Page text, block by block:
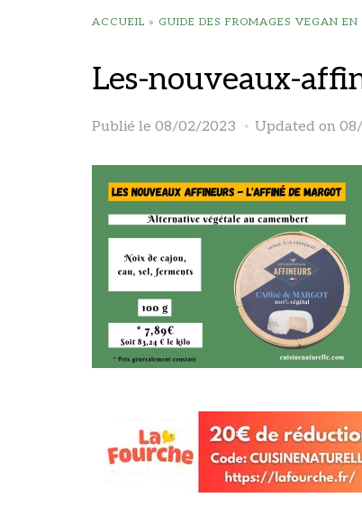
ACCUEIL » GUIDE DES FROMAGES VEGAN EN
Les-nouveaux-
Publié le 08/02/2023 Updated on